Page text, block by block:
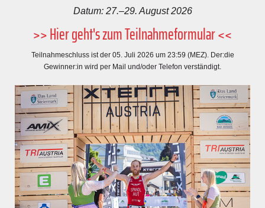
Datum: 27.–29. August 2026
>> Hier geht's zum Teilnahmeformular <<
Teilnahmeschluss ist der 05. Juli 2026 um 23:59 (MEZ). Der:die
Gewinner:in wird per Mail und/oder Telefon verständigt.